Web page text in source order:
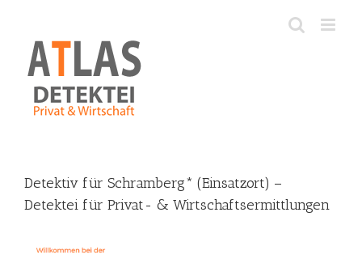
content
Detektiv für Schramberg* (Einsatzort) –
Detektei für Privat- & Wirtschaftsermittlungen